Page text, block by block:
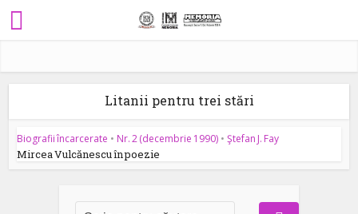
Litanii pentru trei stări
Biografii încarcerate • Nr. 2 (decembrie 1990) • Ştefan J. Fay
Mircea Vulcănescu în poezie